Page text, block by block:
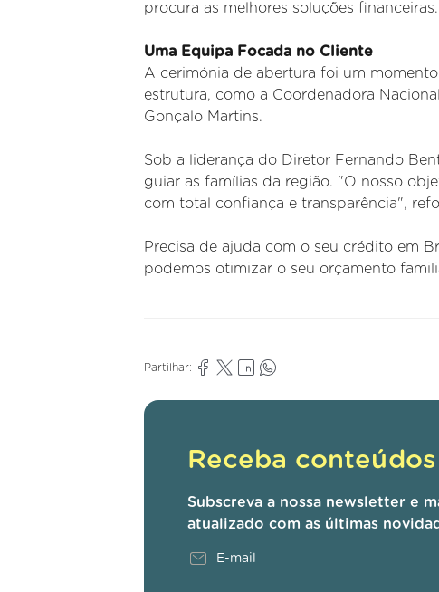
procura as melhores soluções financeiras.
Uma Equipa Focada no Cliente
A cerimónia de abertura foi um
estrutura, como a Coordenadora
Gonçalo Martins.
Sob a liderança do Diretor Fernando
guiar as famílias da região. "O nosso
com total confiança e transparência",
Precisa de ajuda com o seu crédito em
podemos otimizar o seu orçamento
Partilhar:
Receba
Subscreva a nossa newsletter e
atualizado com as últimas